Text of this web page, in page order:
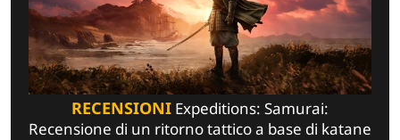
RECENSIONI Expeditions: Samurai:
Recensione di un ritorno tattico a base di katane